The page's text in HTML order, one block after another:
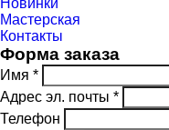
Новинки
Мастерская
Контакты
Форма заказа
Имя *
Адрес эл. почты *
Телефон